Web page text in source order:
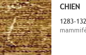
CHIEN
1283-